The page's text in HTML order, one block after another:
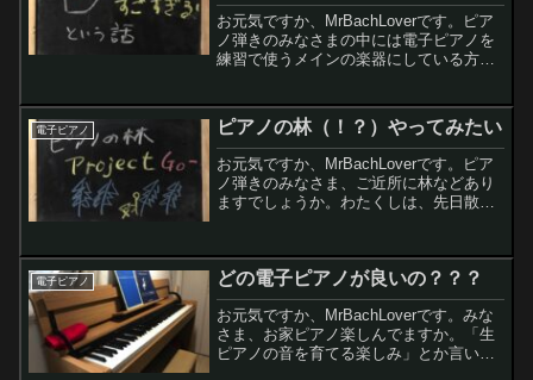
お元気ですか、MrBachLoverです。ピア
ノ弾きのみなさまの中には電子ピアノを
練習で使うメインの楽器にしている方も
です。電子ピアノって、とっても良い音
なんですけど、...
電子ピアノ ピアノの林（！？）やってみたい
お元気ですか、MrBachLoverです。ピア
ノ弾きのみなさま、ご近所に林などあり
ますでしょうか。わたくしは、先日散歩
アノ持ってきて、オープンタイプのヘッ
ドフォンでピ...
電子ピアノ どの電子ピアノが良いの？？？
お元気ですか、MrBachLoverです。みな
さま、お家ピアノ楽しんでますか。「生
ピアノの音を育てる楽しみ」とか言いま